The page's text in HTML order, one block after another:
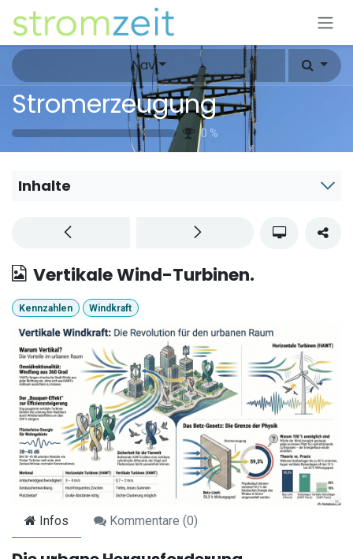
Zum Inhalt springen
Nav
Stromerzeugung
0 %
Inhalte
Vertikale Wind-Turbinen.
Kennzahlen Windkraft
Infos Kommentare (0)